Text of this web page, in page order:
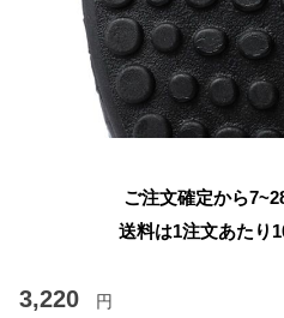
ご注文確定から
送料は1注文あたり
3,220 円